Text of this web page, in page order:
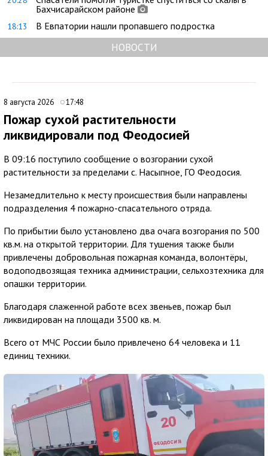
Бахчисарайском районе
18:13 В Евпатории нашли пропавшего подростка
НОВОСТИ
8 августа 2026 17:48
Пожар сухой растительности
ликвидировали под Феодосией
В 09:16 поступило сообщение о возгорании сухой
растительности за пределами с. Насыпное, ГО Феодосия.
Незамедлительно к месту происшествия были направлены
подразделения 4 пожарно-спасательного отряда.
По прибытии было установлено два очага возгорания по 500
кв.м. на открытой территории. Для тушения также были
привлечены добровольная пожарная команда, волонтёры,
водоподвозящая техника администрации, сельхозтехника для
опашки территории.
Благодаря слаженной работе всех звеньев, пожар был
ликвидирован на площади 3500 кв. м.
Всего от МЧС России было привлечено 64 человека и 11
единиц техники.